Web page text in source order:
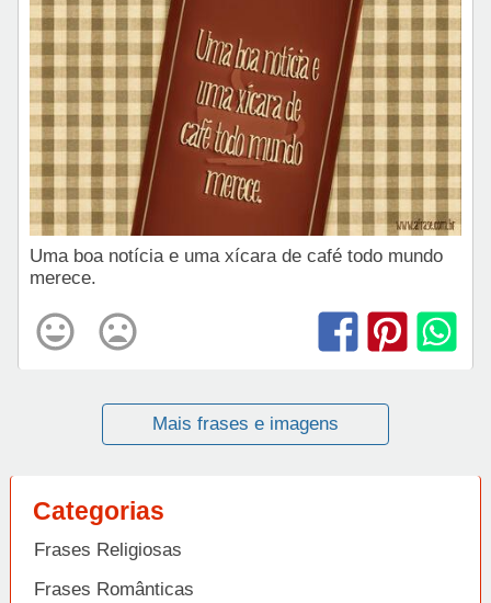
Uma boa notícia e uma xícara de café todo mundo
merece.
Mais frases e imagens
Categorias
Frases Religiosas
Frases Românticas